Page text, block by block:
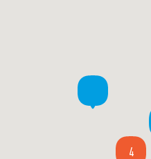
4